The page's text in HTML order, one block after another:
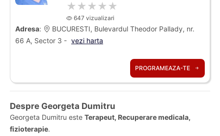
★★★★★
647 vizualizari
Adresa:
BUCURESTI, Bulevardul Theodor Pallady, nr.
66 A, Sector 3 - vezi harta
PROGRAMEAZA-TE
Despre Georgeta Dumitru
Georgeta Dumitru este Terapeut, Recuperare medicala,
fizioterapie.